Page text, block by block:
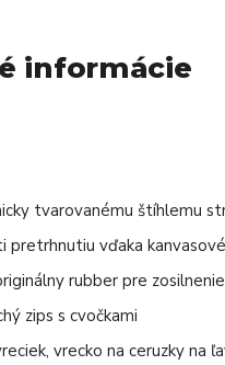
informácie
tvarovanému štíhlemu
pretrhnutiu vďaka
rubber pre
zips s cvočkami
vrecko na ceruzky na